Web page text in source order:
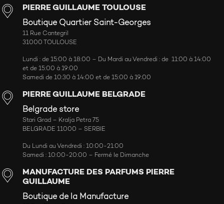
PIERRE GUILLAUME TOULOUSE
Boutique Quartier Saint-Georges
11 Rue Cantegril
31000 TOULOUSE
Lundi : de 15:00 à 18:00 – Du Mardi au Vendredi : de 11:00 à 14:00
et de 15:00 à 19:00
Samedi de 10:30 à 14:00 et de 15:00 à 19:00
PIERRE GUILLAUME BELGRADE
Belgrade store
Stari Grad – Kralja Petra 75
BELGRADE 11000 – SERBIE
Du Lundi au Vendredi : 10:00-21:00
Samedi : 10:00-20:00 – Fermé le Dimanche
MANUFACTURE DES PARFUMS PIERRE
GUILLAUME
Boutique de la Manufacture